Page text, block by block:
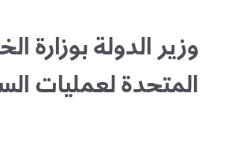
وزير الدولة بوزارة
المتحدة لعمليات